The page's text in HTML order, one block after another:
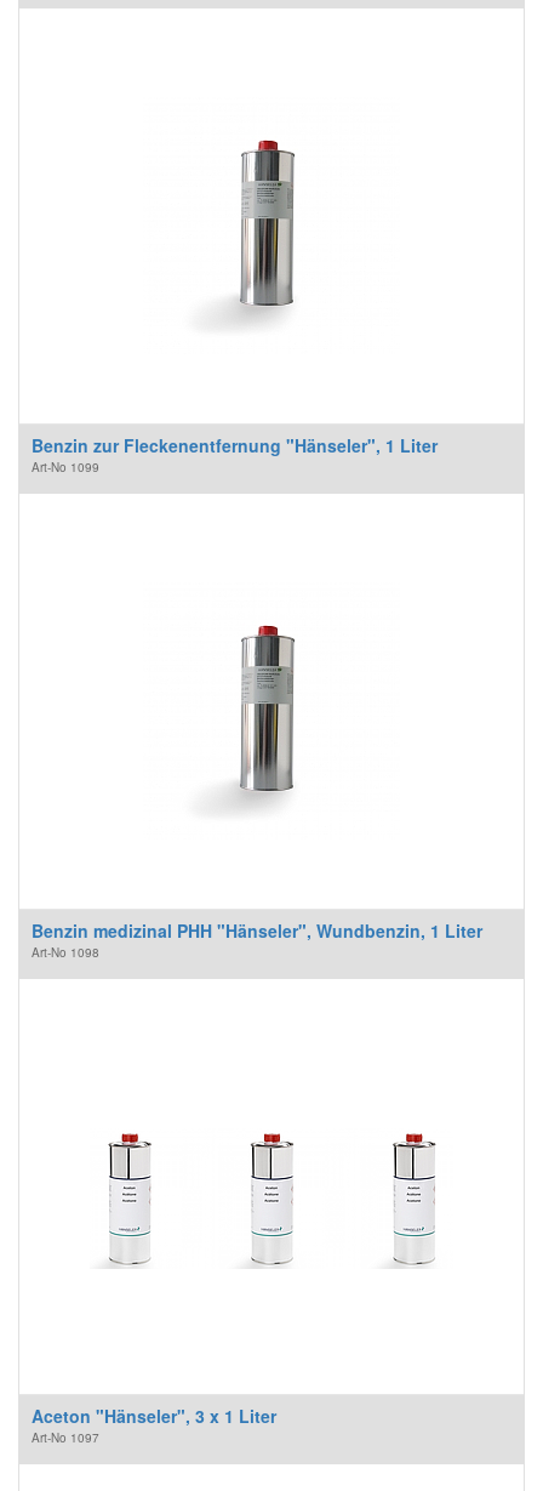
Benzin zur Fleckenentfernung "Hänseler", 1 Liter
Art-No 1099
Benzin medizinal PHH "Hänseler", Wundbenzin, 1 Liter
Art-No 1098
Aceton "Hänseler", 3 x 1 Liter
Art-No 1097